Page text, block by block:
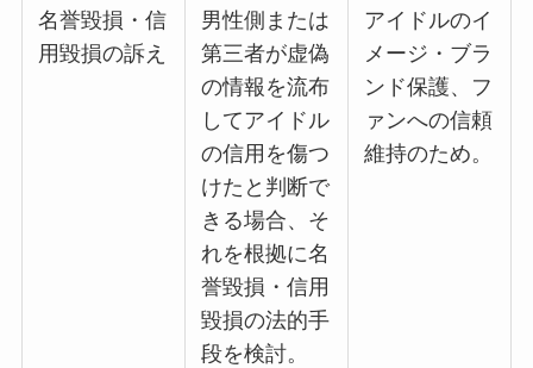
名誉毀損・信
用毀損の訴え
男性側または
第三者が虚偽
の情報を流布
してアイドル
の信用を傷つ
けたと判断で
きる場合、そ
れを根拠に名
誉毀損・信用
毀損の法的手
段を検討。
アイドルのイ
メージ・ブラ
ンド保護、フ
ァンへの信頼
維持のため。